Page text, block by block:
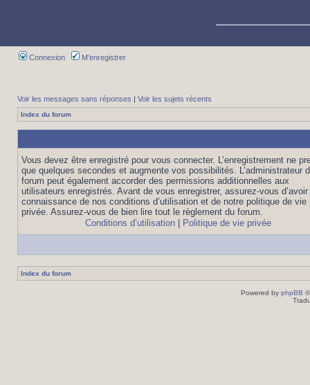
Connexion M’enregistrer
Voir les messages sans réponses | Voir les sujets récents
Index du forum
Vous devez être enregistré pour vous connecter. L’enregistrement ne
que quelques secondes et augmente vos possibilités. L’administrateur
forum peut également accorder des permissions additionnelles aux
utilisateurs enregistrés. Avant de vous enregistrer, assurez-vous
connaissance de nos conditions d’utilisation et de notre politique de vie
privée. Assurez-vous de bien lire tout le règlement du forum.
Conditions d’utilisation
Politique de vie privée
Index du forum
Powered by phpBB